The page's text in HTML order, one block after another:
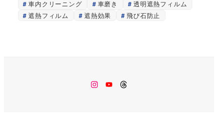
車内クリーニング
車磨き
透明遮熱フィルム
遮熱フィルム
遮熱効果 飛び石防止
Instagram
YoutubeThreads